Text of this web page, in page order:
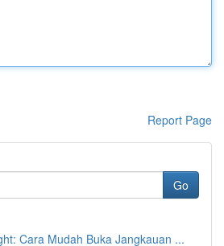
Report Page
Go
Cara Mudah Buka Jangkauan ...